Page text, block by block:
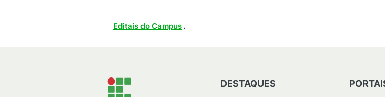
Editais do Campus.
DESTAQUES